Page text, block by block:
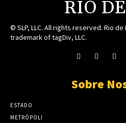
RIO
© SLP, LLC. All rights reserved. Rio
trademark of tagDiv, LLC.
Sobre
ESTADO
METRÓPOLI